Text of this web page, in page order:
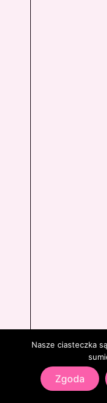
Nasze ciasteczka
Zgoda